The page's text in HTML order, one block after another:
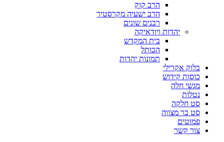
הרב קוק
הרב ישעיה מקרסטיר
רבנים שונים
יהדות ויודאיקה
בית המקדש
הכותל
תמונות יהדות
בלוק אקרילי
כוסות קידוש
מגשי חלה
נטלות
סט חלקה
סט בר מצווה
פמוטים
צור קשר